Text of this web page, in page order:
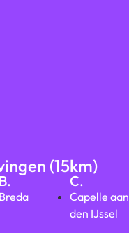
(15km)
B.
Breda
C.
Capelle aan
den IJssel